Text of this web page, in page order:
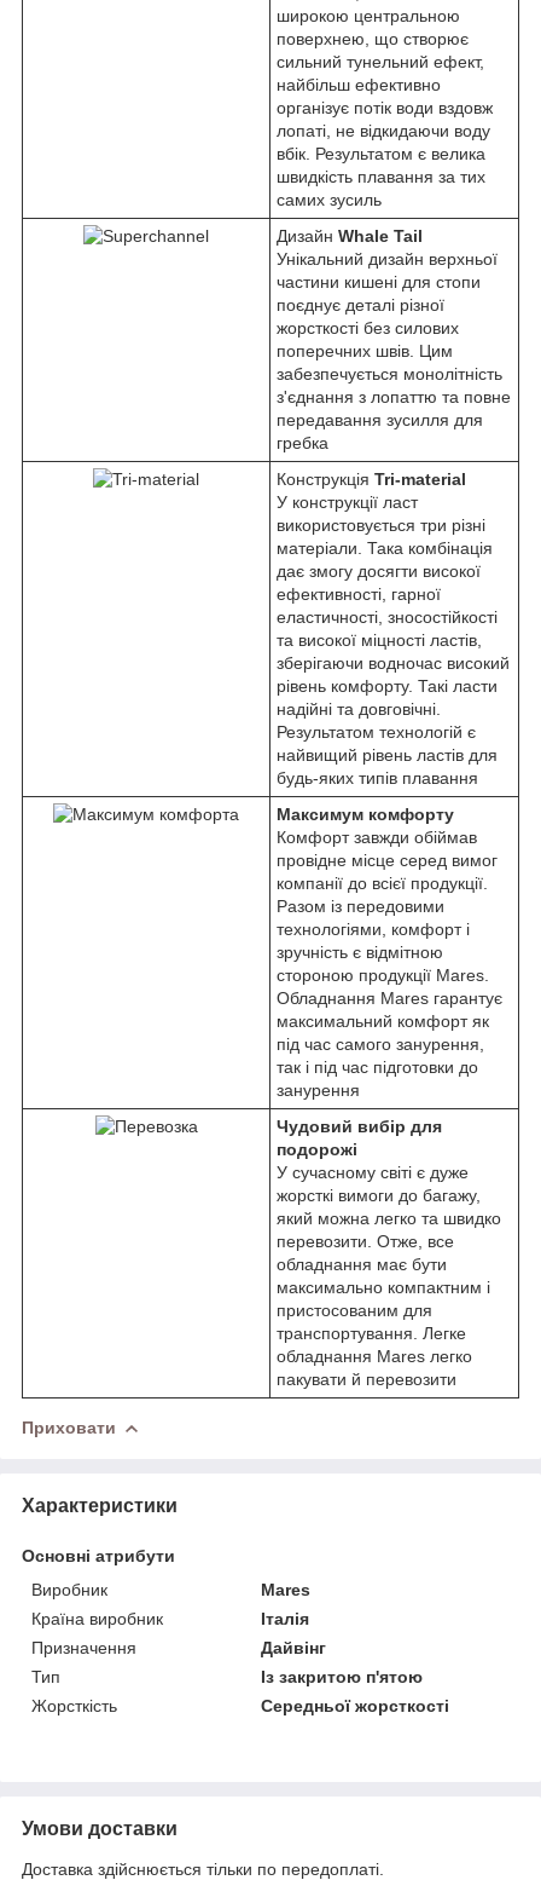
широкою центральною
поверхнею, що створює
сильний тунельний ефект,
найбільш ефективно
організує потік води вздовж
лопаті, не відкидаючи воду
вбік. Результатом є велика
швидкість плавання за тих
самих зусиль
Дизайн Whale Tail
Унікальний дизайн верхньої
частини кишені для стопи
поєднує деталі різної
жорсткості без силових
поперечних швів. Цим
забезпечується монолітність
з'єднання з лопаттю та повне
передавання зусилля для
гребка
Конструкція Tri-material
У конструкції ласт
використовується три різні
матеріали. Така комбінація
дає змогу досягти високої
ефективності, гарної
еластичності, зносостійкості
та високої міцності ластів,
зберігаючи водночас високий
рівень комфорту. Такі ласти
надійні та довговічні.
Результатом технологій є
найвищий рівень ластів для
будь-яких типів плавання
Максимум комфорту
Комфорт завжди обіймав
провідне місце серед вимог
компанії до всієї продукції.
Разом із передовими
технологіями, комфорт і
зручність є відмітною
стороною продукції Mares.
Обладнання Mares гарантує
максимальний комфорт як
під час самого занурення,
так і під час підготовки до
занурення
Чудовий вибір для
подорожі
У сучасному світі є дуже
жорсткі вимоги до багажу,
який можна легко та швидко
перевозити. Отже, все
обладнання має бути
максимально компактним і
пристосованим для
транспортування. Легке
обладнання Mares легко
пакувати й перевозити
Приховати
Характеристики
Основні атрибути
Виробник
Mares
Країна виробник
Італія
Призначення
Дайвінг
Тип
Із закритою п'ятою
Жорсткість
Середньої жорсткості
Умови доставки
Доставка здійснюється тільки по передоплаті.